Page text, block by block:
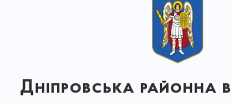
Дніпровська районна в